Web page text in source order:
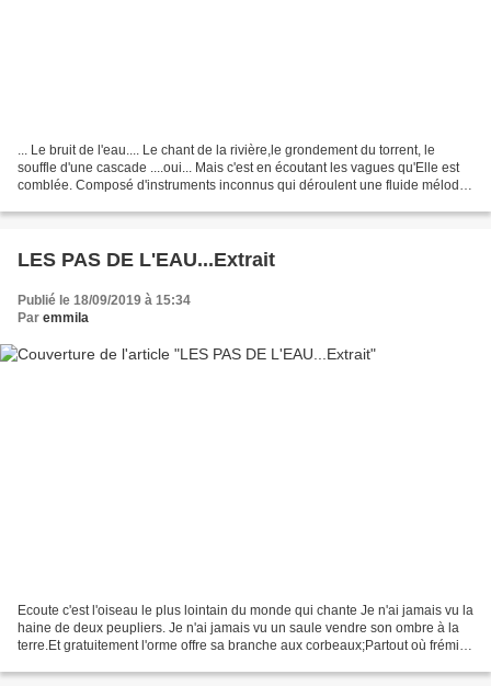
... Le bruit de l'eau.... Le chant de la rivière,le grondement du torrent, le
souffle d'une cascade ....oui... Mais c'est en écoutant les vagues qu'Elle est
comblée. Composé d'instruments inconnus qui déroulent une fluide mélodie,
LES PAS DE L'EAU...Extrait
Publié le 18/09/2019 à 15:34
Par emmila
Ecoute c'est l'oiseau le plus lointain du monde qui chante Je n'ai jamais vu la
haine de deux peupliers. Je n'ai jamais vu un saule vendre son ombre à la
terre.Et gratuitement l'orme offre sa branche aux corbeaux;Partout où frémit